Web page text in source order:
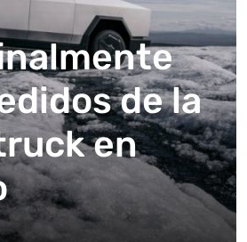
de la
en